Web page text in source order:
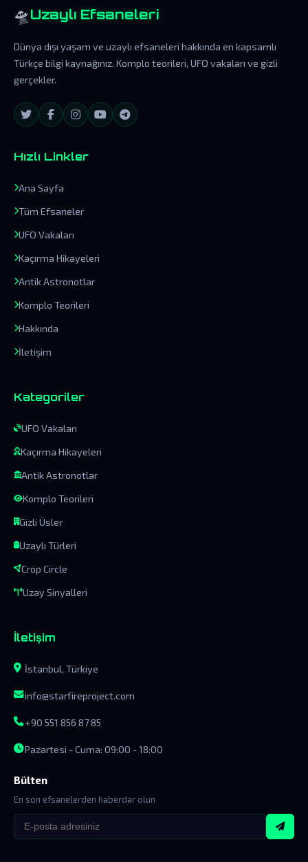
🛸 Uzaylı Efsaneleri
Dünya dışı yaşam ve uzaylı efsaneleri hakkında en kapsamlı
Türkçe bilgi kaynağınız. Komplo teorileri, UFO vakaları ve gizli
gerçekler.
Hızlı Linkler
Ana Sayfa
Tüm Efsaneler
UFO Vakaları
Kaçırma Hikayeleri
Antik Astronotlar
Komplo Teorileri
Hakkında
İletişim
Kategoriler
UFO Vakaları
Kaçırma Hikayeleri
Antik Astronotlar
Komplo Teorileri
Gizli Üsler
Uzaylı Türleri
Crop Circle
Uzay Sinyalleri
İletişim
İstanbul, Türkiye
info@starfireproject.com
+90 551 856 87 85
Pazartesi - Cuma: 09:00 - 18:00
Bülten
En son efsanelerden haberdar olun